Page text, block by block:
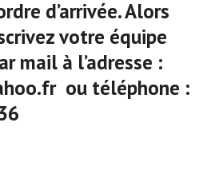
d’arrivée. Alors
votre équipe
mail à l’adresse :
ou téléphone :